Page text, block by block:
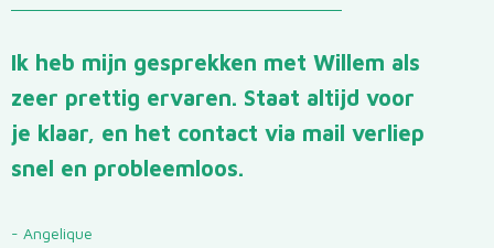
Ik heb mijn gesprekken met Willem als
zeer prettig ervaren. Staat altijd voor
je klaar, en het contact via mail verliep
snel en probleemloos.
- Angelique